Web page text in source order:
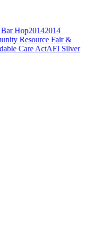
Hop20142014
Resource Fair &
Care ActAFI Silver